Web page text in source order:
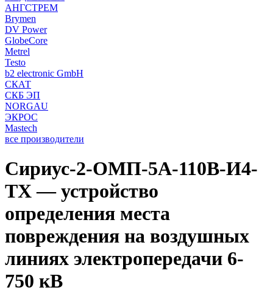
АНГСТРЕМ
Brymen
DV Power
GlobeCore
Metrel
Testo
b2 electronic GmbH
СКАТ
СКБ ЭП
NORGAU
ЭКРОС
Mastech
все производители
Сириус-2-ОМП-5А-110В-И4-
TX — устройство
определения места
повреждения на воздушных
линиях электропередачи 6-
750 кВ